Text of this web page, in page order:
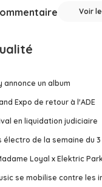
Voir
annonce un album
Expo de retour à l'ADE
en liquidation judiciaire
électro de la semaine du 3
Loyal x Elektric
se mobilise contre les